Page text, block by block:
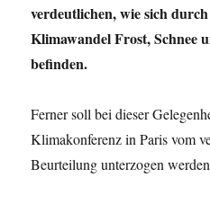
verdeutlichen, wie sich
Klimawandel Frost, Schnee
befinden.
Ferner soll bei dieser
Klimakonferenz in Paris vom
Beurteilung unterzogen